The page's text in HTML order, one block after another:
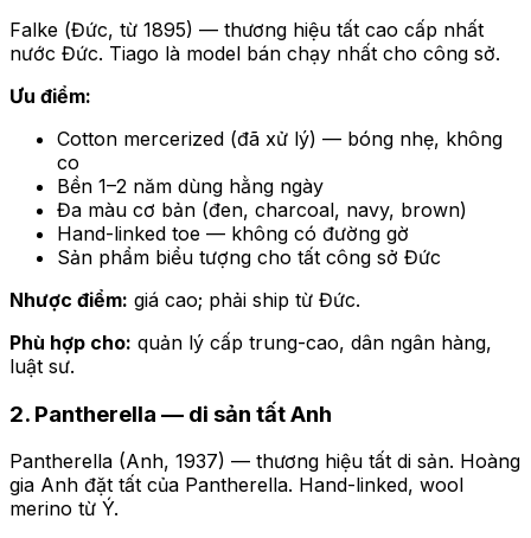
Falke (Đức, từ 1895) — thương hiệu tất cao cấp nhất
nước Đức. Tiago là model bán chạy nhất cho công sở.
Ưu điểm:
Cotton mercerized (đã xử lý) — bóng nhẹ, không
co
Bền 1–2 năm dùng hằng ngày
Đa màu cơ bản (đen, charcoal, navy, brown)
Hand-linked toe — không có đường gờ
Sản phẩm biểu tượng cho tất công sở Đức
Nhược điểm: giá cao; phải ship từ Đức.
Phù hợp cho: quản lý cấp trung-cao, dân ngân hàng,
luật sư.
2. Pantherella — di sản tất Anh
Pantherella (Anh, 1937) — thương hiệu tất di sản. Hoàng
gia Anh đặt tất của Pantherella. Hand-linked, wool
merino từ Ý.